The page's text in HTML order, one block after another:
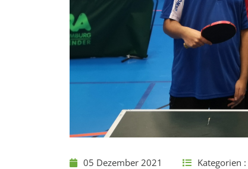
05 Dezember 2021 Kategorien :